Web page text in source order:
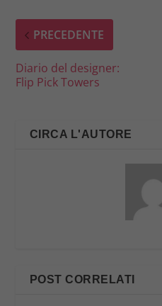
PRECEDENTE
Diario del designer:
Flip Pick Towers
CIRCA L'AUTORE
POST CORRELATI